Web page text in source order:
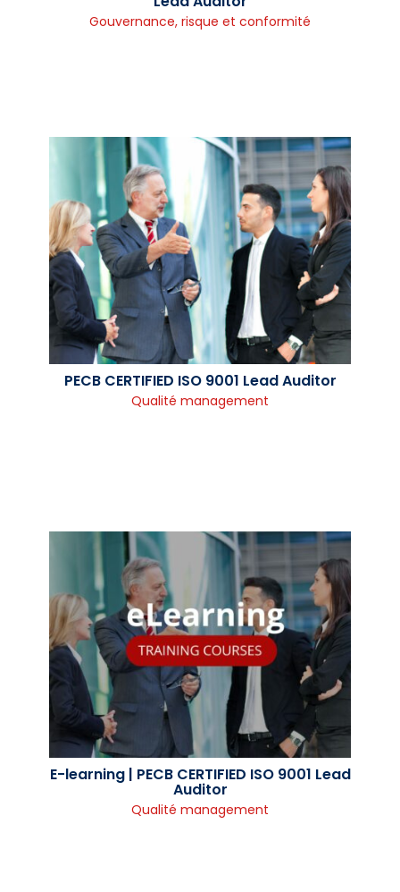
Gouvernance, risque et conformité
PECB CERTIFIED ISO 9001 Lead Auditor
Qualité management
E-learning | PECB CERTIFIED ISO 9001 Lead
Auditor
Qualité management